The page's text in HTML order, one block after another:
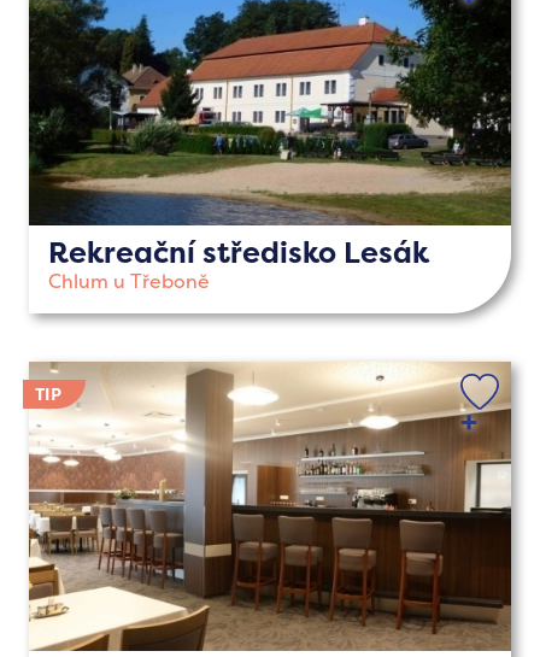
Rekreační středisko Lesák
Chlum u Třeboně